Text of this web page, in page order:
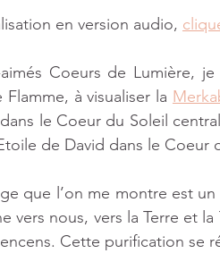
en version audio,
aimés Coeurs de Lumière,
Flamme, à visualiser la
le Coeur du Soleil
de David dans le
que l’on me montre est
vers nous, vers la Terre et
Cette purification se